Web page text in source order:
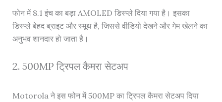
फोन में 8.1 इंच का बड़ा AMOLED डिस्प्ले दिया गया है। इसका
डिस्प्ले बेहद ब्राइट और स्मूथ है, जिससे वीडियो देखने और गेम खेलने का
अनुभव शानदार हो जाता है।
2. 500MP ट्रिपल कैमरा सेटअप
Motorola ने इस फोन में 500MP का ट्रिपल कैमरा सेटअप दिया